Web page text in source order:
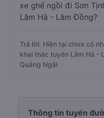
xe ghế ngồi đi Sơn
Lâm Hà - Lâm Đồng?
Trả lời: Hiện tại chưa có
khai thác tuyến Lâm Hà -
Quảng Ngãi
Thông tin tuyến